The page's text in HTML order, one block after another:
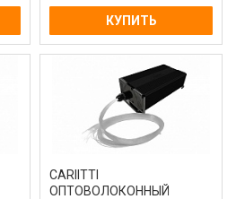
КУПИТЬ
CARIITTI
ОПТОВОЛОКОННЫЙ